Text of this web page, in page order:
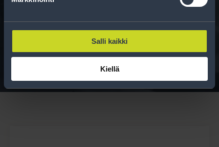
Salli kaikki
Kiellä
Rengasinfo
niiden huoltamisesta.